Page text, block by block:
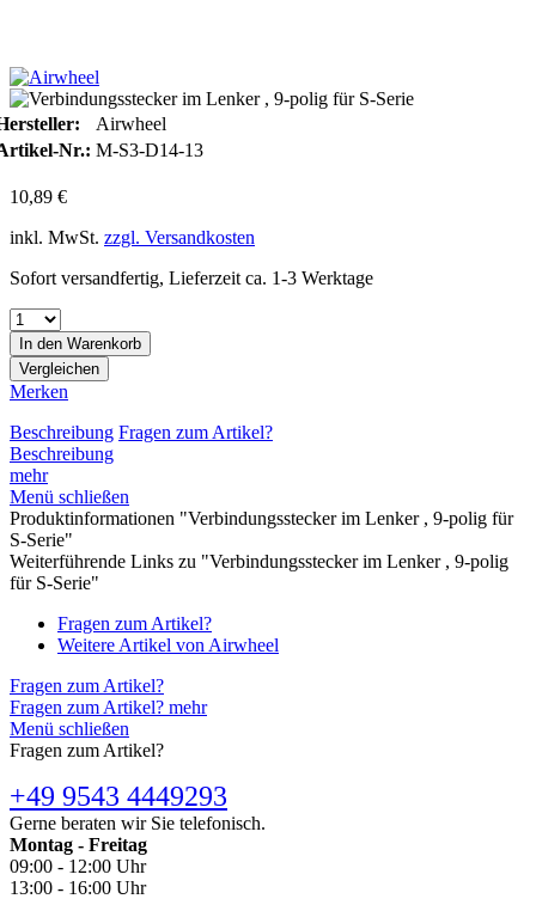
Airwheel
Nr.: M-S3-D14-13
10,89 €
inkl. MwSt. zzgl. Versandkosten
Sofort versandfertig, Lieferzeit ca. 1-3 Werktage
In den Warenkorb
Vergleichen
Merken
Beschreibung Fragen zum Artikel?
Beschreibung
mehr
Menü schließen
Produktinformationen "Verbindungsstecker im Lenker , 9-polig für
S-Serie"
Weiterführende Links zu "Verbindungsstecker im Lenker , 9-polig
für S-Serie"
Fragen zum Artikel?
Weitere Artikel von Airwheel
Fragen zum Artikel?
Fragen zum Artikel? mehr
Menü schließen
Fragen zum Artikel?
+49 9543 4449293
Gerne beraten wir Sie telefonisch.
Montag - Freitag
09:00 - 12:00 Uhr
13:00 - 16:00 Uhr